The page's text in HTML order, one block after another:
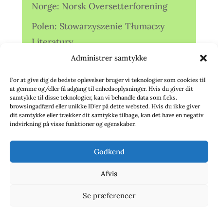
Administrer samtykke
For at give dig de bedste oplevelser bruger vi teknologier som cookies til
at gemme og/eller få adgang til enhedsoplysninger. Hvis du giver dit
samtykke til disse teknologier, kan vi behandle data som f.eks.
browsingadfærd eller unikke ID'er på dette websted. Hvis du ikke giver
dit samtykke eller trækker dit samtykke tilbage, kan det have en negativ
indvirkning på visse funktioner og egenskaber.
Godkend
Afvis
Se præferencer
Norge: Norsk Oversetterforening
Polen: Stowarzyszenie Tłumaczy
Literatury
Storbritannien: Translators
Association (TA)
Sverige: Översättarsektionen (Ö.)
Sverige: Översättarcentrum (ÖC)
deutschsprachiger Übersetzer (VdÜ)
© 2020 - Babelfisken